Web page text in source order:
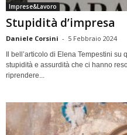
Imprese&Lavoro
Stupidità d’impresa
Daniele Corsini - 5 Febbraio 2024
Il bell’articolo di Elena Tempestini su
stupidità e assurdità che ci hanno
riprendere...